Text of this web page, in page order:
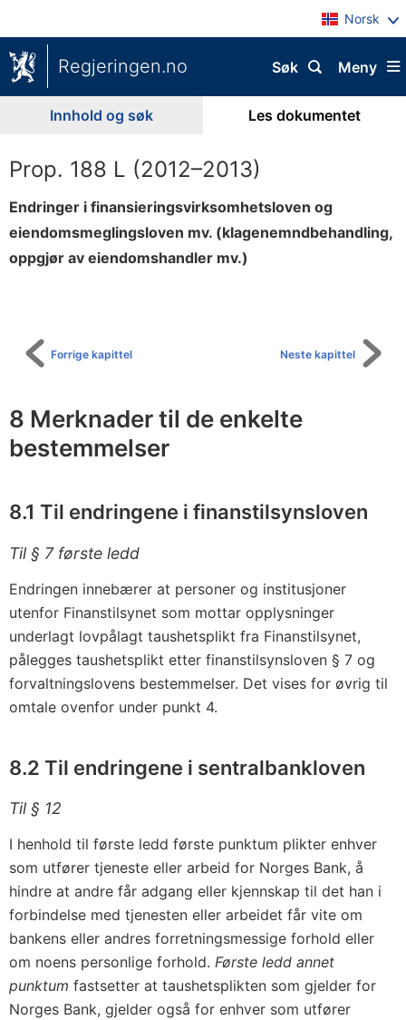
Norsk
Regjeringen.no Meny
Søk
Innhold og søk Les dokumentet
Prop. 188 L (2012–2013)
Endringer i finansieringsvirksomhetsloven og
eiendomsmeglingsloven mv. (klagenemndbehandling,
oppgjør av eiendomshandler mv.)
Neste kapittel
Forrige kapittel
8 Merknader til de enkelte
bestemmelser
8.1 Til endringene i finanstilsynsloven
Til § 7 første ledd
Endringen innebærer at personer og institusjoner
utenfor Finanstilsynet som mottar opplysninger
underlagt lovpålagt taushetsplikt fra Finanstilsynet,
pålegges taushetsplikt etter finanstilsynsloven § 7 og
forvaltningslovens bestemmelser. Det vises for øvrig til
omtale ovenfor under punkt 4.
8.2 Til endringene i sentralbankloven
Til § 12
I henhold til første ledd første punktum plikter enhver
som utfører tjeneste eller arbeid for Norges Bank, å
hindre at andre får adgang eller kjennskap til det han i
forbindelse med tjenesten eller arbeidet får vite om
bankens eller andres forretningsmessige forhold eller
om noens personlige forhold. Første ledd annet
punktum fastsetter at taushetsplikten som gjelder for
Norges Bank, gjelder også for enhver som utfører